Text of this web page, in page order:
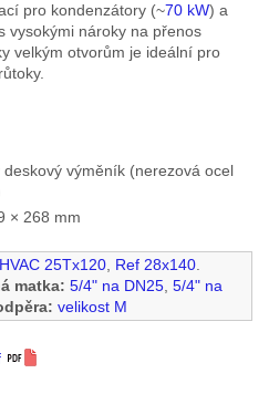
pro kondenzátory (~70 kW) a
vysokými nároky na přenos
velkým otvorům je ideální pro
deskový výměník (nerezová ocel
× 268 mm
HVAC 25Tx120, Ref 28x140.
matka: 5/4" na DN25, 5/4" na
velikost M